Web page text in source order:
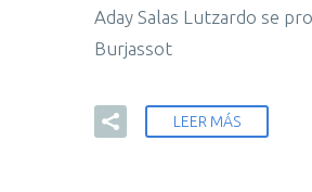
Aday Salas Lutzardo se
Burjassot
LEER MÁS